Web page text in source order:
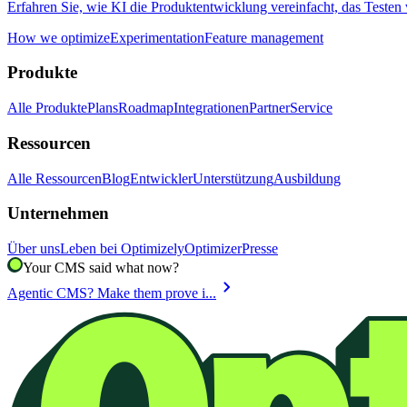
Erfahren Sie, wie KI die Produktentwicklung vereinfacht, das
How we optimizeExperimentationFeature management
Produkte
Alle ProduktePlansRoadmapIntegrationenPartnerService
Ressourcen
Alle RessourcenBlogEntwicklerUnterstützungAusbildung
Unternehmen
Über unsLeben bei OptimizelyOptimizerPresse
Your CMS said what now?
Agentic CMS? Make them prove i... chevron_right